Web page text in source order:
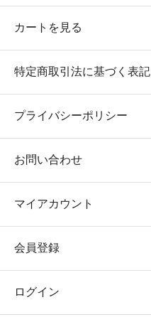
カートを見る
特定商取引法に基づく表記
プライバシーポリシー
お問い合わせ
マイアカウント
会員登録
ログイン